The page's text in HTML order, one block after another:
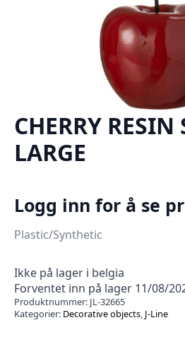
CHERRY
LARGE
Logg inn for å se
Plastic/Synthetic
Ikke på lager i belgia
Forventet inn på lager 11/08/
Produktnummer: JL-32665
Kategorier: Decorative objects, J-Line